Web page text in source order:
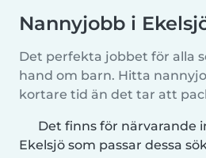
Nannyjobb i
Det perfekta jobbet för alla
hand om barn. Hitta
kortare tid än det tar att
Det finns för närvarande
Ekelsjö som passar dessa